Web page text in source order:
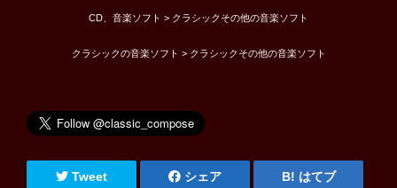
CD、音楽ソフト > クラシックその他の音楽ソフト
クラシックの音楽ソフト > クラシックその他の音楽ソフト
Tweet シェア はてブ